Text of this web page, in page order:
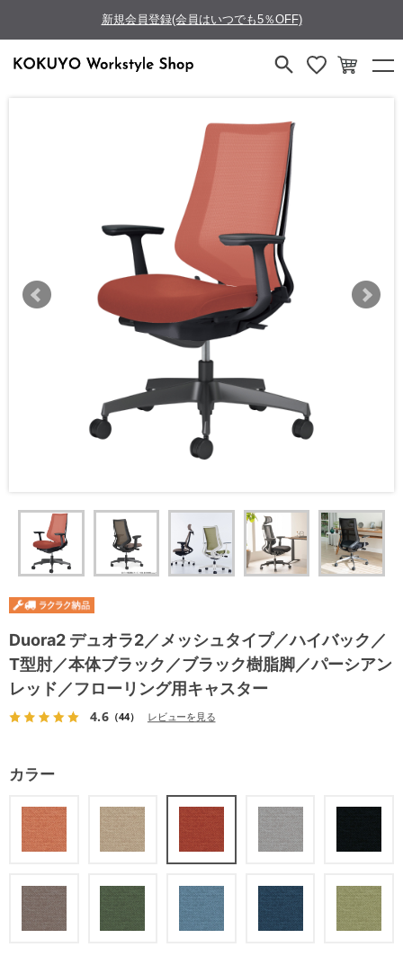
新規会員登録(会員はいつでも5％OFF)
Duora2 デュオラ2／メッシュタイプ／ハイバック／
T型肘／本体ブラック／ブラック樹脂脚／パーシアン
レッド／フローリング用キャスター
4.6（44） レビューを見る
カラー